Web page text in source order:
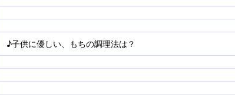
♪子供に優しい、もちの調理法は？